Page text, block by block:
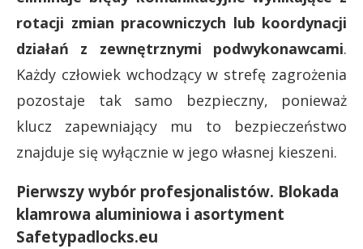
rotacji zmian pracowniczych lub koordynacji
działań z zewnętrznymi podwykonawcami.
Każdy człowiek wchodzący w strefę zagrożenia
pozostaje tak samo bezpieczny, ponieważ
klucz zapewniający mu to bezpieczeństwo
znajduje się wyłącznie w jego własnej kieszeni.
Pierwszy wybór profesjonalistów. Blokada
klamrowa aluminiowa i asortyment
Safetypadlocks.eu